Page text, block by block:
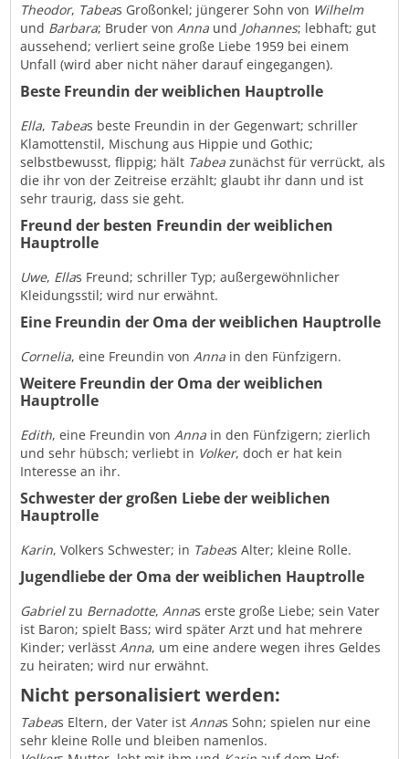
Theodor, Tabeas Großonkel; jüngerer Sohn von Wilhelm
und Barbara; Bruder vonAnna und Johannes; lebhaft; gut
aussehend; verliert seine große Liebe 1959 bei einem
Unfall (wird aber nicht näher darauf eingegangen).
Beste Freundin der weiblichen Hauptrolle
Ella, Tabeas beste Freundin in der Gegenwart; schriller
Klamottenstil, Mischung aus Hippie und Gothic;
selbstbewusst, flippig; hält Tabea zunächst für verrückt, als
die ihr von der Zeitreise erzählt; glaubt ihr dann und ist
sehr traurig, dass sie geht.
Freund der besten Freundin der weiblichen
Hauptrolle
Uwe, Ellas Freund; schriller Typ; außergewöhnlicher
Kleidungsstil; wird nur erwähnt.
Eine Freundin der Oma der weiblichen Hauptrolle
Cornelia, eine Freundin vonAnna in den Fünfzigern.
Weitere Freundin der Oma der weiblichen
Hauptrolle
Edith, eine Freundin vonAnna in den Fünfzigern; zierlich
und sehr hübsch; verliebt in Volker, doch er hat kein
Interesse an ihr.
Schwester der großen Liebe der weiblichen
Hauptrolle
Karin, Volkers Schwester; in Tabeas Alter; kleine Rolle.
Jugendliebe der Oma der weiblichen Hauptrolle
Gabrielzu Bernadotte,Annas erste große Liebe; sein Vater
ist Baron; spielt Bass; wird später Arzt und hat mehrere
Kinder; verlässtAnna, um eine andere wegen ihres Geldes
zu heiraten; wird nur erwähnt.
Nicht personalisiert werden:
Tabeas Eltern, der Vater istAnnas Sohn; spielen nur eine
sehr kleine Rolle und bleiben namenlos.